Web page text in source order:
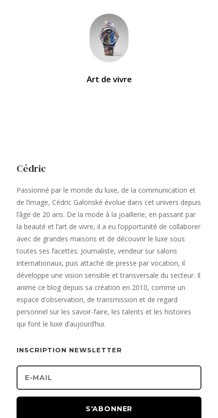
Art de vivre
Cédric
Passionné par le monde du luxe, de la communication et
de l’image, Cédric Galonské évolue dans cet univers depuis
l’âge de 20 ans. De la mode à la joaillerie, en passant par
la beauté et l’art de vivre, il a eu l’opportunité de collaborer
avec de grandes maisons et de découvrir le luxe sous
toutes ses facettes. Journaliste, vendeur sur salons
internationaux, puis attaché de presse par vocation, il
développe une vision sensible et transversale du secteur. Il
anime ce blog depuis sa création en 2010, comme un
espace d’observation, de transmission et de regard
personnel sur les savoir-faire, les talents et les histoires
qui font le luxe d’aujourd’hui.
INSCRIPTION NEWSLETTER
S'ABONNER